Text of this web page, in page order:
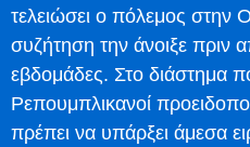
τελειώσει ο πόλεμος στην
συζήτηση την άνοιξε πριν
εβδομάδες. Στο διάστημα
Ρεπουμπλικανοί
πρέπει να υπάρξει άμεσα